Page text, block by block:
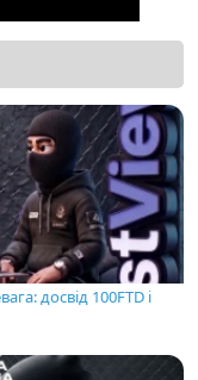
досвід 100FTD і